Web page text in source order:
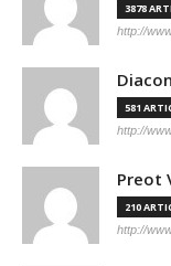
3878
http://
581
http://
Preot
210
http://